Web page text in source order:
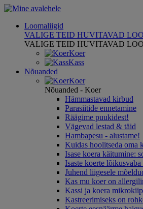
Loomaliigid
VALIGE TEID HUVITAVAD
VALIGE TEID HUVITAVAD
Koer
Kass
Nõuanded
Koer
Nõuanded - Koer
Hämmastavad kirbud
Parasiitide ennetamine
Räägime puukidest!
Vägevad lestad & täid
Hambapesu - alustame!
Kuidas hoolitseda oma
Isase koera käitumine:
Isaste koerte
Juhend liigesele
Kas mu koer on
Kassi ja koera
Kastreerimiseks on